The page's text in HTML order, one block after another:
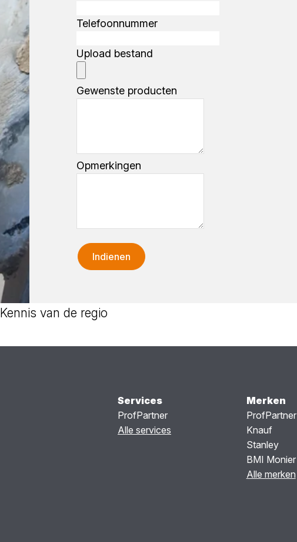
Telefoonnummer
Upload bestand
Gewenste producten
Opmerkingen
Indienen
Kennis van de regio
Services
ProfPartner
Alle services
Merken
ProfPartner
Knauf
Stanley
BMI Monier
Alle merken